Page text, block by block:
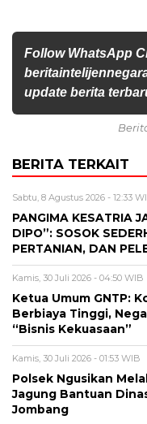
Follow WhatsApp
update berita
BERITA TERKAIT
Sabtu, 8 Agustus 2026 - 12:33
PANGIMA KESATRIA
DIPO”: SOSOK
PERTANIAN, DAN
Kamis, 30 Juli 2026 - 04:50 WIB
Ketua Umum GNTP:
Berbiaya Tinggi,
“Bisnis Kekuasaan”
Kamis, 30 Juli 2026 - 01:53 WIB
Polsek Ngusikan
Jagung Bantuan
Jombang